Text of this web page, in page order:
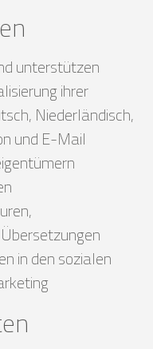
unterstützen
ihrer
Niederländisch,
und E-Mail
in den sozialen